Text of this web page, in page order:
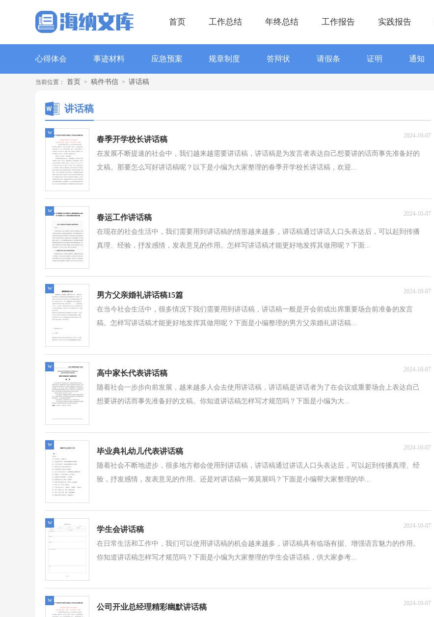
首页 工作总结 年终总结 工作报告 实践报告
心得体会 事迹材料 应急预案 规章制度 答辩状 请假条 证明 通知
当前位置： 首页 > 稿件书信 > 讲话稿
讲话稿
春季开学校长讲话稿 2024-10-07
在发展不断提速的社会中，我们越来越需要讲话稿，讲话稿是为发言者表达自己想要讲的话而事先准备好的
文稿。那要怎么写好讲话稿呢？以下是小编为大家整理的春季开学校长讲话稿，欢迎...
w
春运工作讲话稿 2024-10-07
在现在的社会生活中，我们需要用到讲话稿的情形越来越多，讲话稿通过讲话人口头表达后，可以起到传播
真理、经验，抒发感情，发表意见的作用。怎样写讲话稿才能更好地发挥其做用呢？下面...
w
男方父亲婚礼讲话稿15篇 2024-10-07
在当今社会生活中，很多情况下我们需要用到讲话稿，讲话稿一般是开会前或出席重要场合前准备的发言
稿。怎样写讲话稿才能更好地发挥其做用呢？下面是小编整理的男方父亲婚礼讲话稿...
w
高中家长代表讲话稿 2024-10-07
随着社会一步步向前发展，越来越多人会去使用讲话稿，讲话稿是讲话者为了在会议或重要场合上表达自己
想要讲的话而事先准备好的文稿。你知道讲话稿怎样写才规范吗？下面是小编为大...
w
毕业典礼幼儿代表讲话稿 2024-10-07
随着社会不断地进步，很多地方都会使用到讲话稿，讲话稿通过讲话人口头表达后，可以起到传播真理、经
验，抒发感情，发表意见的作用。还是对讲话稿一筹莫展吗？下面是小编帮大家整理的毕...
w
学生会讲话稿 2024-10-07
在日常生活和工作中，我们可以使用讲话稿的机会越来越多，讲话稿具有临场有据、增强语言魅力的作用。
你知道讲话稿怎样写才规范吗？下面是小编为大家整理的学生会讲话稿，供大家参考...
w
公司开业总经理精彩幽默讲话稿 2024-10-07
w